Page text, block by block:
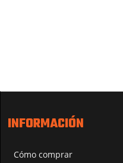
INFORMACIÓN
Cómo comprar